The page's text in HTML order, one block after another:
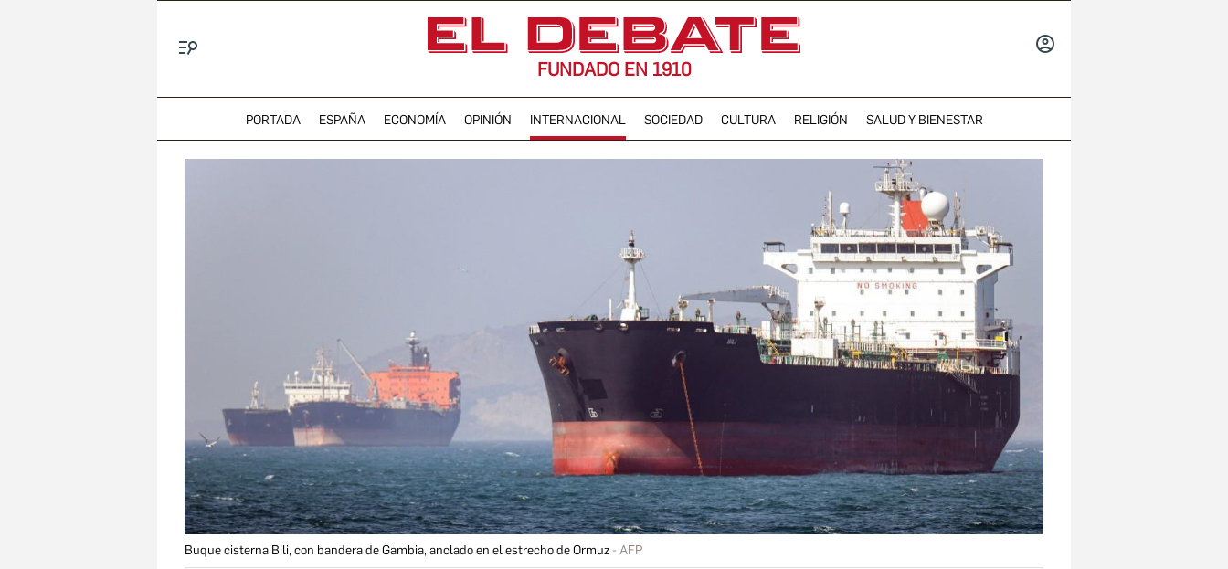
FUNDADO EN 1910
PORTADA ESPAÑA ECONOMÍA OPINIÓN INTERNACIONAL SOCIEDAD CULTURA RELIGIÓN SALUD Y BIENESTAR
Buque cisterna Bili, con bandera de Gambia, anclado en el estrecho de Ormuz AFP